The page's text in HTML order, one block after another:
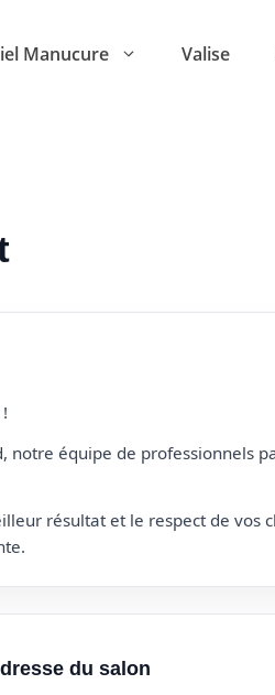
Manucure Valise
!
notre équipe de professionnels
résultat et le respect de vos
du salon